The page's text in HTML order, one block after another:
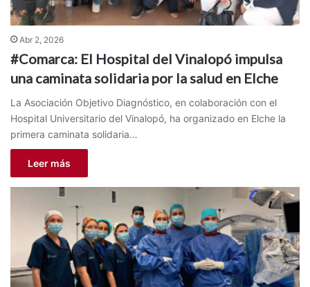
Abr 2, 2026
#Comarca: El Hospital del Vinalopó impulsa
una caminata solidaria por la salud en Elche
La Asociación Objetivo Diagnóstico, en colaboración con el
Hospital Universitario del Vinalopó, ha organizado en Elche la
primera caminata solidaria…
Leer más